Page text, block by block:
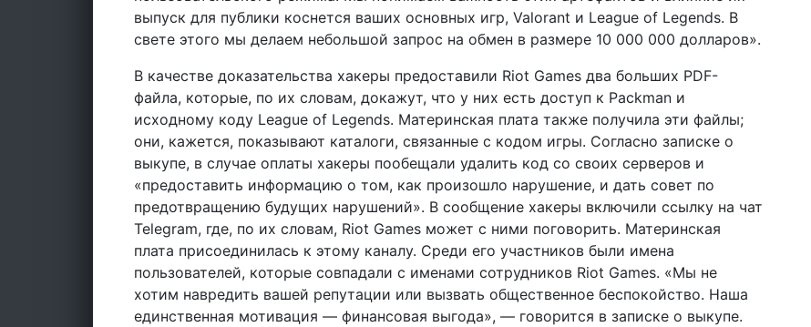
выпуск для публики коснется ваших основных игр, Valorant и League of Legends. В
свете этого мы делаем небольшой запрос на обмен в размере 10 000 000 долларов».
В качестве доказательства хакеры предоставили Riot Games два больших PDF-
файла, которые, по их словам, докажут, что у них есть доступ к Packman и
исходному коду League of Legends. Материнская плата также получила эти файлы;
они, кажется, показывают каталоги, связанные с кодом игры. Согласно записке о
выкупе, в случае оплаты хакеры пообещали удалить код со своих серверов и
«предоставить информацию о том, как произошло нарушение, и дать совет по
предотвращению будущих нарушений». В сообщение хакеры включили ссылку на чат
Telegram, где, по их словам, Riot Games может с ними поговорить. Материнская
плата присоединилась к этому каналу. Среди его участников были имена
пользователей, которые совпадали с именами сотрудников Riot Games. «Мы не
хотим навредить вашей репутации или вызвать общественное беспокойство. Наша
единственная мотивация — финансовая выгода», — говорится в записке о выкупе.